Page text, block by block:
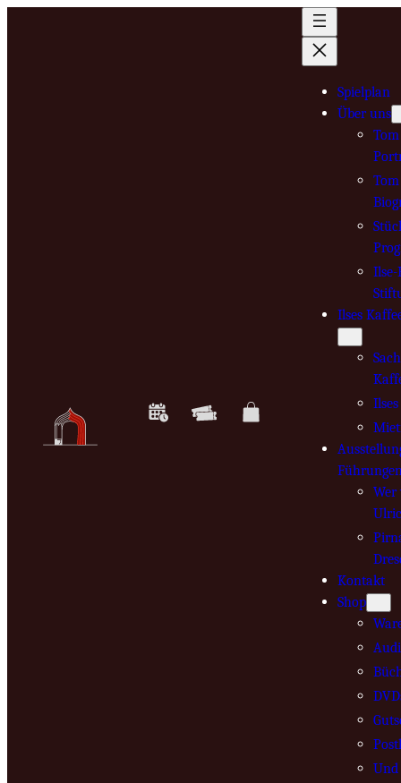
Spielplan
Über uns
Ilses
Wer
Kontakt
Shop
Und